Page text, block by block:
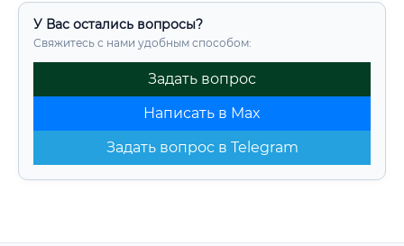
У Вас остались вопросы?
Свяжитесь с нами удобным способом:
Задать вопрос
Написать в Max
Задать вопрос в Telegram